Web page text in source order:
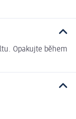
Opakujte během